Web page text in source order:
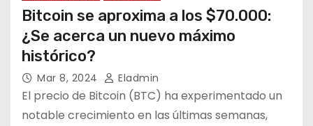
Bitcoin se aproxima a los $70.000:
¿Se acerca un nuevo máximo
histórico?
Mar 8, 2024 Eladmin
El precio de Bitcoin (BTC) ha experimentado un
notable crecimiento en las últimas semanas,